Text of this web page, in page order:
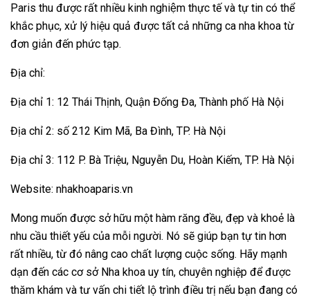
Paris thu được rất nhiều kinh nghiệm thực tế và tự tin có thể
khắc phục, xử lý hiệu quả được tất cả những ca nha khoa từ
đơn giản đến phức tạp.
Địa chỉ:
Địa chỉ 1: 12 Thái Thịnh, Quận Đống Đa, Thành phố Hà Nội
Địa chỉ 2: số 212 Kim Mã, Ba Đình, TP. Hà Nội
Địa chỉ 3: 112 P. Bà Triệu, Nguyễn Du, Hoàn Kiếm, TP. Hà Nội
Website: nhakhoaparis.vn
Mong muốn được sở hữu một hàm răng đều, đẹp và khoẻ là
nhu cầu thiết yếu của mỗi người. Nó sẽ giúp bạn tự tin hơn
rất nhiều, từ đó nâng cao chất lượng cuộc sống. Hãy mạnh
dạn đến các cơ sở Nha khoa uy tín, chuyên nghiệp để được
thăm khám và tư vấn chi tiết lộ trình điều trị nếu bạn đang có